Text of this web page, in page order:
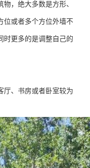
，绝大多数是方形、
位或者多个方位外墙不
时更多的是调整自己的
厅、书房或者卧室较为